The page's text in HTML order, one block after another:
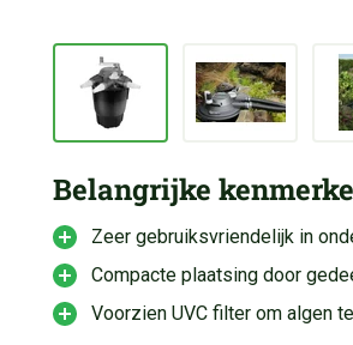
Belangrijke
Zeer gebruiksvriendelijk in
Compacte plaatsing door
Voorzien UVC filter om algen